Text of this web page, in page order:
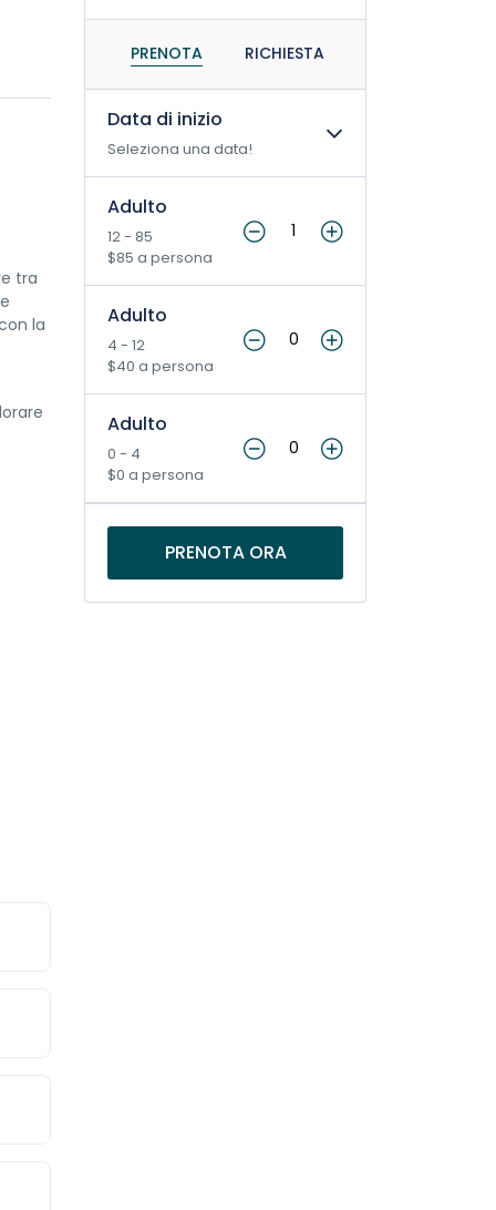
tra
la
PRENOTA RICHIESTA
Data di inizio
Seleziona una data!
Adulto
12 - 85
$85 a persona
Adulto
4 - 12
$40 a persona
Adulto
0 - 4
$0 a persona
PRENOTA ORA